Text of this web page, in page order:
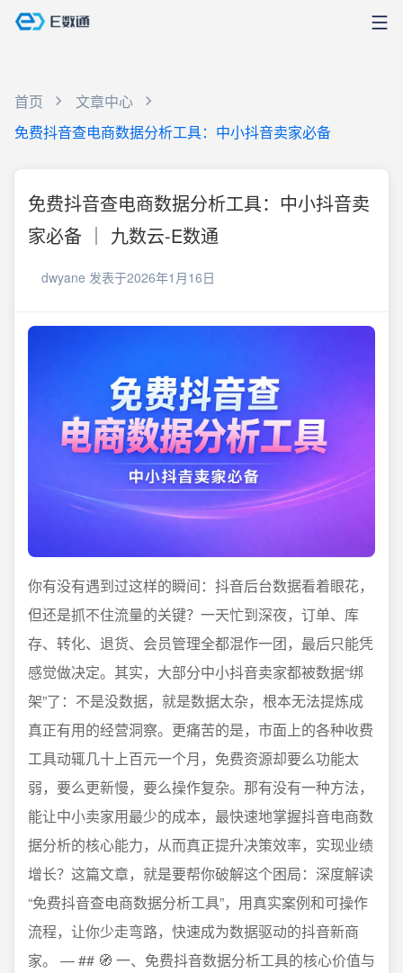
首页
文章中心
免费抖音查电商数据分析工具：中小抖音卖家必备
免费抖音查电商数据分析工具：中小抖音卖
家必备 ｜ 九数云-E数通
dwyane 发表于2026年1月16日
你有没有遇到过这样的瞬间：抖音后台数据看着眼花，
但还是抓不住流量的关键？一天忙到深夜，订单、库
存、转化、退货、会员管理全都混作一团，最后只能凭
感觉做决定。其实，大部分中小抖音卖家都被数据“绑
架”了：不是没数据，就是数据太杂，根本无法提炼成
真正有用的经营洞察。更痛苦的是，市面上的各种收费
工具动辄几十上百元一个月，免费资源却要么功能太
弱，要么更新慢，要么操作复杂。那有没有一种方法，
能让中小卖家用最少的成本，最快速地掌握抖音电商数
据分析的核心能力，从而真正提升决策效率，实现业绩
增长？这篇文章，就是要帮你破解这个困局：深度解读
“免费抖音查电商数据分析工具”，用真实案例和可操作
流程，让你少走弯路，快速成为数据驱动的抖音新商
家。 — ## 🧭 一、免费抖音数据分析工具的核心价值与